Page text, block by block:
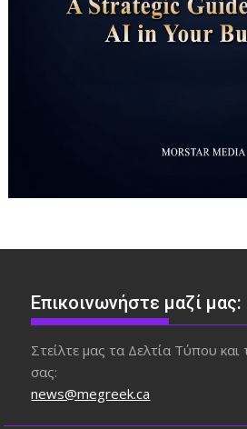
Επικοινωνήστε μαζί μας:
Στείλτε μας τα Δελτία Τύπου και
σας:
news@megreek.ca